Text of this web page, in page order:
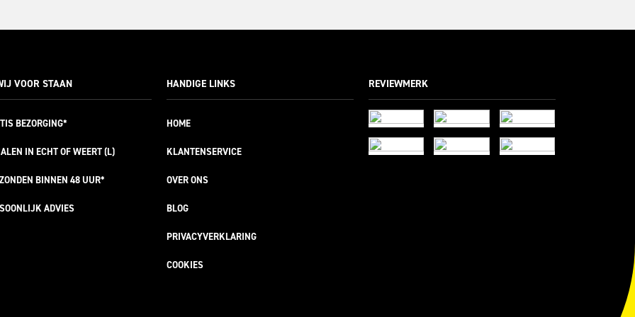
VOOR STAAN
BEZORGING*
IN ECHT OF WEERT (L)
BINNEN 48 UUR*
ADVIES
HANDIGE LINKS
HOME
KLANTENSERVICE
OVER ONS
BLOG
PRIVACYVERKLARING
COOKIES
REVIEWMERK